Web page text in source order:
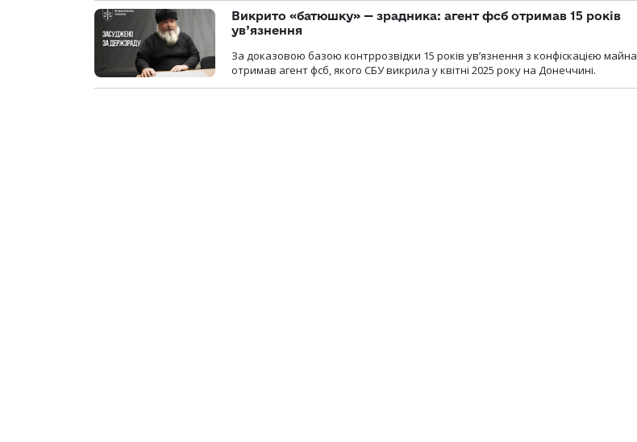
Викрито «батюшку» — зрадника: агент фсб отримав 15 років
ув’язнення
За доказовою базою контррозвідки 15 років увʼязнення з конфіскацією майна
отримав агент фсб, якого СБУ викрила у квітні 2025 року на Донеччині.